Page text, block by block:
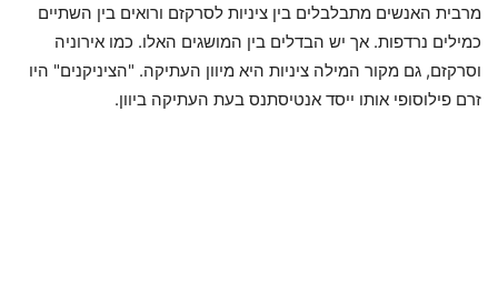
מרבית האנשים מתבלבלים בין ציניות לסרקזם ורואים בין השתיים
כמילים נרדפות. אך יש הבדלים בין המושגים האלו. כמו אירוניה
וסרקזם, גם מקור המילה ציניות היא מיוון העתיקה. "הציניקנים" היו
זרם פילוסופי אותו ייסד אנטיסתנס בעת העתיקה ביוון.